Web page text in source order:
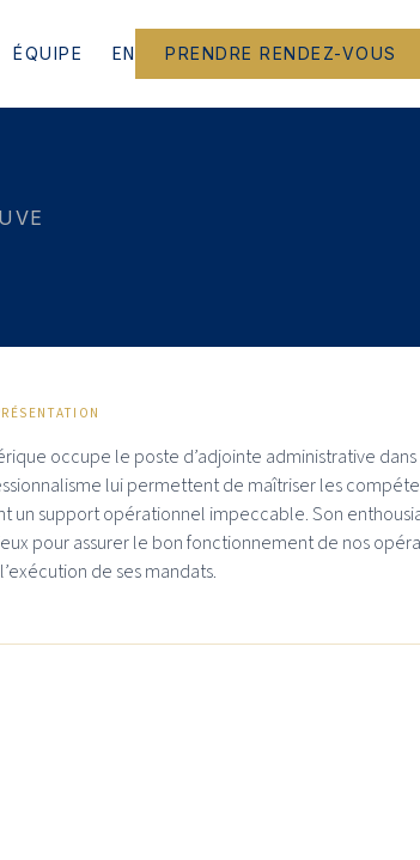
ÉQUIPE EN PRENDRE RENDEZ-VOUS
occupe le poste d’adjointe administrative
lui permettent de maîtriser les
un support opérationnel impeccable. Son
pour assurer le bon fonctionnement de nos
de ses mandats.